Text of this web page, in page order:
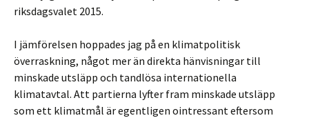
riksdagsvalet 2015.
I jämförelsen hoppades jag på en klimatpolitisk
överraskning, något mer än direkta hänvisningar till
minskade utsläpp och tandlösa internationella
klimatavtal. Att partierna lyfter fram minskade utsläpp
som ett klimatmål är egentligen ointressant eftersom